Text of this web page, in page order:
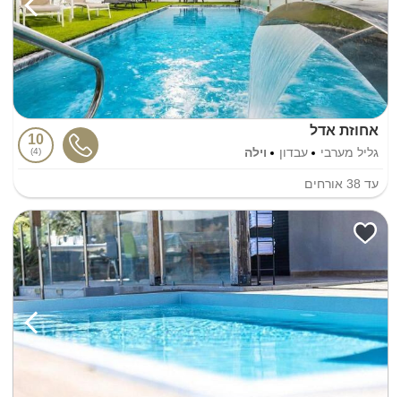
אחוזת אדל
גליל מערבי עבדון וילה
10
4
עד 38 אורחים